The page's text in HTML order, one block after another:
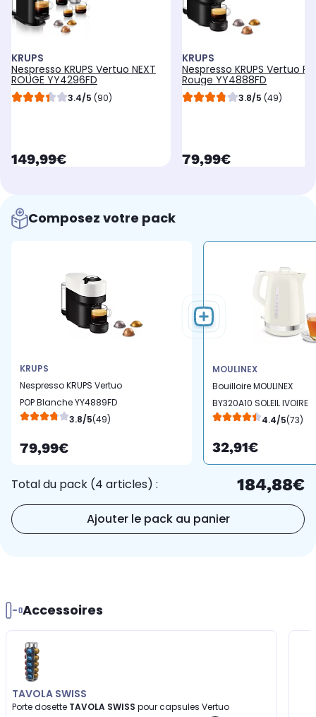
KRUPS
Nespresso KRUPS Vertuo NEXT
ROUGE YY4296FD
3.4/5 (90)
currentPrice
149,99€
KRUPS
Nespresso KRUPS Vertuo
Rouge YY4888FD
3.8/5 (49)
currentPrice
79,99€
Composez votre pack
KRUPS
Nespresso KRUPS Vertuo
POP Blanche YY4889FD
3.8/5(49)
79,99€
MOULINEX
Bouilloire MOULINEX
BY320A10 SOLEIL IVOIRE
4.4/5(73)
32,91€
Total du pack (4 articles) : 184,88€
Ajouter le pack au panier
Accessoires
TAVOLA SWISS
Porte dosette TAVOLA SWISS pour capsules Vertuo